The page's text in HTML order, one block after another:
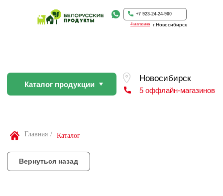
г.Новосибирск
+7 923-24-24-900
4 магазина
По Вашей просьбе покупку
профессиональном слайсере
Главная / Каталог